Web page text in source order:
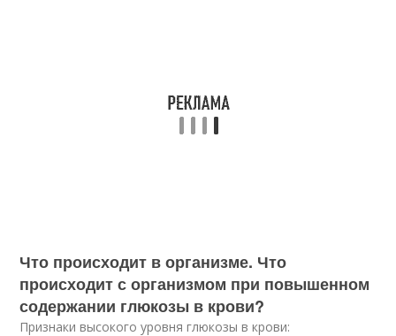
Что происходит в организме. Что
происходит с организмом при повышенном
содержании глюкозы в крови?
Признаки высокого уровня глюкозы в крови: